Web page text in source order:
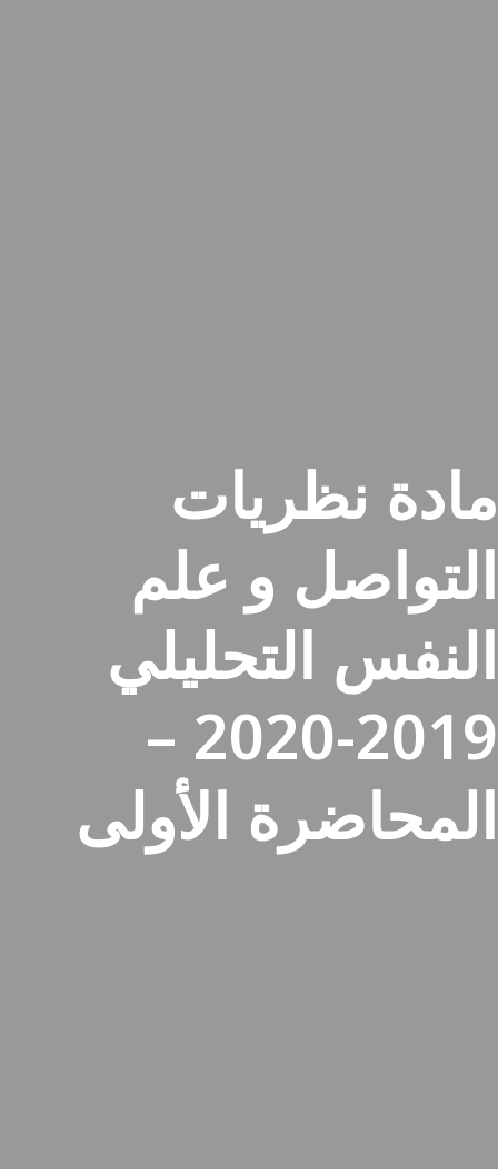
مادة نظريات
التواصل و علم
النفس التحليلي
2019-2020 –
المحاضرة الأولى